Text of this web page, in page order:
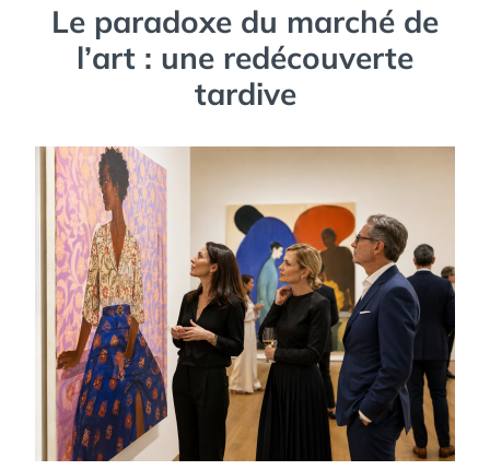
Le paradoxe du marché de
l’art : une redécouverte
tardive